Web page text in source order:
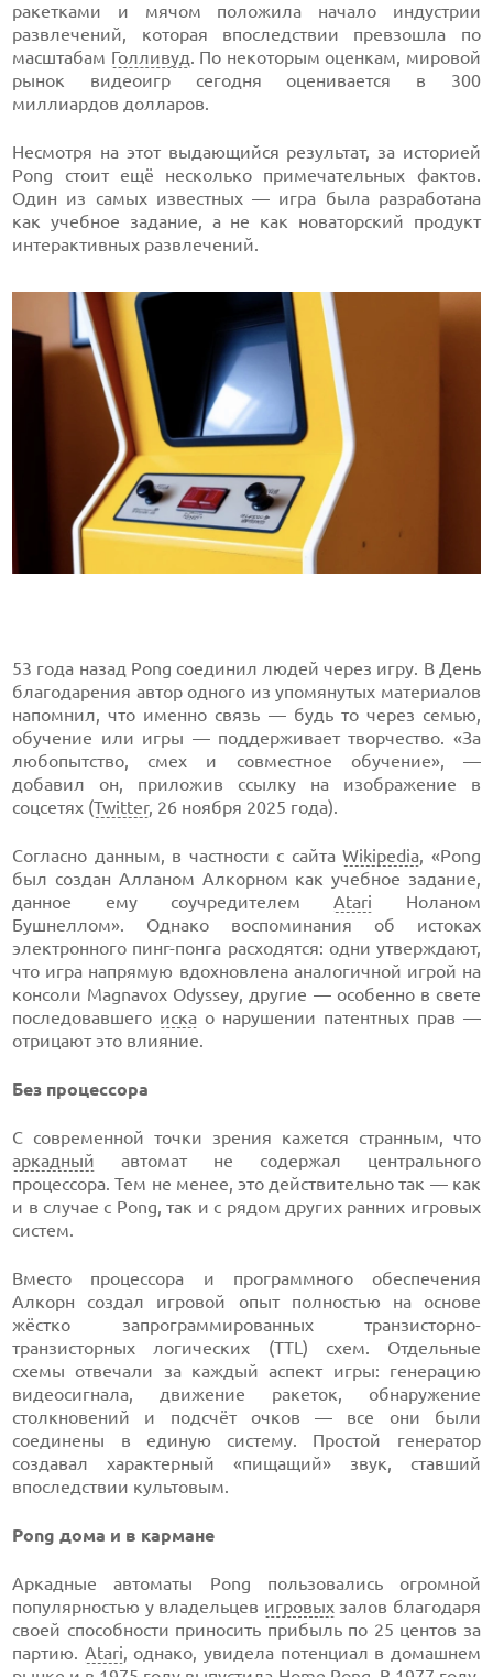
ракетками и мячом положила начало индустрии
развлечений, которая впоследствии превзошла по
масштабам Голливуд. По некоторым оценкам, мировой
рынок видеоигр сегодня оценивается в 300
миллиардов долларов.
Несмотря на этот выдающийся результат, за историей
Pong стоит ещё несколько примечательных фактов.
Один из самых известных — игра была разработана
как учебное задание, а не как новаторский продукт
интерактивных развлечений.
53 года назад Pong соединил людей через игру. В День
благодарения автор одного из упомянутых материалов
напомнил, что именно связь — будь то через семью,
обучение или игры — поддерживает творчество. «За
любопытство, смех и совместное обучение», —
добавил он, приложив ссылку на изображение в
соцсетях (Twitter, 26 ноября 2025 года).
Согласно данным, в частности с сайтаWikipedia , «Pong
был создан Алланом Алкорном как учебное задание,
данное ему соучредителем Atari Ноланом
Бушнеллом». Однако воспоминания об истоках
электронного пинг-понга расходятся: одни утверждают,
что игра напрямую вдохновлена аналогичной игрой на
консоли Magnavox Odyssey, другие — особенно в свете
последовавшего иска о нарушении патентных прав —
отрицают это влияние.
Без процессора
С современной точки зрения кажется странным, что
аркадный автомат не содержал центрального
процессора. Тем не менее, это действительно так — как
и в случае с Pong, так и с рядом других ранних игровых
систем.
Вместо процессора и программного обеспечения
Алкорн создал игровой опыт полностью на основе
жёстко запрограммированных транзисторно-
транзисторных логических (TTL) схем. Отдельные
схемы отвечали за каждый аспект игры: генерацию
видеосигнала, движение ракеток, обнаружение
столкновений и подсчёт очков — все они были
соединены в единую систему. Простой генератор
создавал характерный «пищащий» звук, ставший
впоследствии культовым.
Pong дома и в кармане
Аркадные автоматы Pong пользовались огромной
популярностью у владельцев игровыхзалов благодаря
своей способности приносить прибыль по 25 центов за
партию. Atari , однако, увидела потенциал в домашнем